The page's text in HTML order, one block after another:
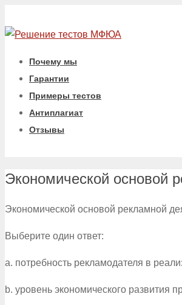
Почему мы
Гарантии
Примеры тестов
Антиплагиат
Отзывы
Экономической основой
Экономической основой рекламной
Выберите один ответ:
a. потребность рекламодателя в
b. уровень экономического развития